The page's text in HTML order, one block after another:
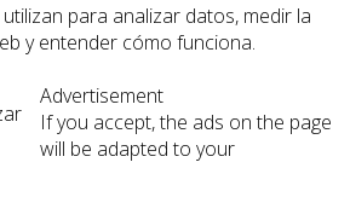
para analizar datos, medir la
y entender cómo funciona.
Advertisement
If you accept, the ads on the page
will be adapted to your